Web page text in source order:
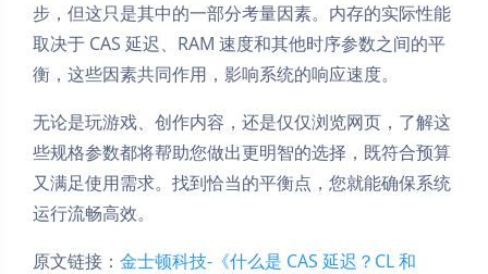
步，但这只是其中的一部分考量因素。内存的实际性能
取决于 CAS 延迟、RAM 速度和其他时序参数之间的平
衡，这些因素共同作用，影响系统的响应速度。
无论是玩游戏、创作内容，还是仅仅浏览网页，了解这
些规格参数都将帮助您做出更明智的选择，既符合预算
又满足使用需求。找到恰当的平衡点，您就能确保系统
运行流畅高效。
原文链接： 金士顿科技-《什么是 CAS 延迟？CL 和